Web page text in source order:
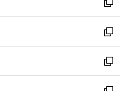
開
く
ド
ウ
で
開
く
ィ
ン
ド
ウ
で
開
い
ウ
ィ
ン
ド
ウ
新
し
い
ウ
ィ
ン
新
し
い
ウ
新
し